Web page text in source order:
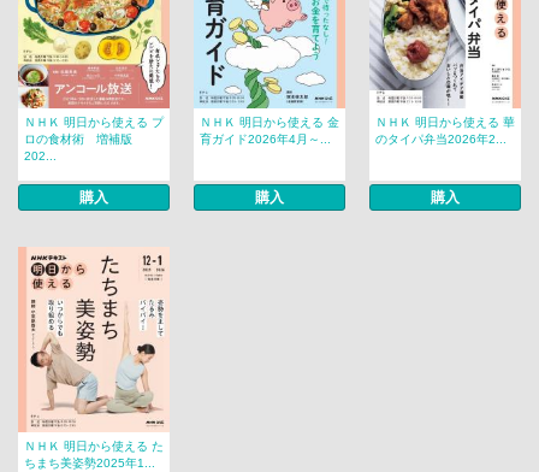
ＮＨＫ 明日から使える プ
ロの食材術 増補版
202...
購入
ＮＨＫ 明日から使える 金
育ガイド2026年4月～...
購入
ＮＨＫ 明日から使える 華
のタイパ弁当2026年2...
購入
ＮＨＫ 明日から使える た
ちまち美姿勢2025年1...